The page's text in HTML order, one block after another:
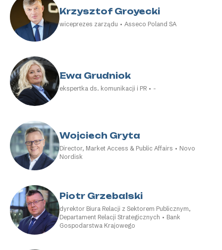
Krzysztof Groyecki
wiceprezes zarządu • Asseco Poland SA
Ewa Grudniok
ekspertka ds. komunikacji i PR • -
Wojciech Gryta
Director, Market Access & Public Affairs • Novo
Nordisk
Piotr Grzebalski
dyrektor Biura Relacji z Sektorem Publicznym,
Departament Relacji Strategicznych • Bank
Gospodarstwa Krajowego